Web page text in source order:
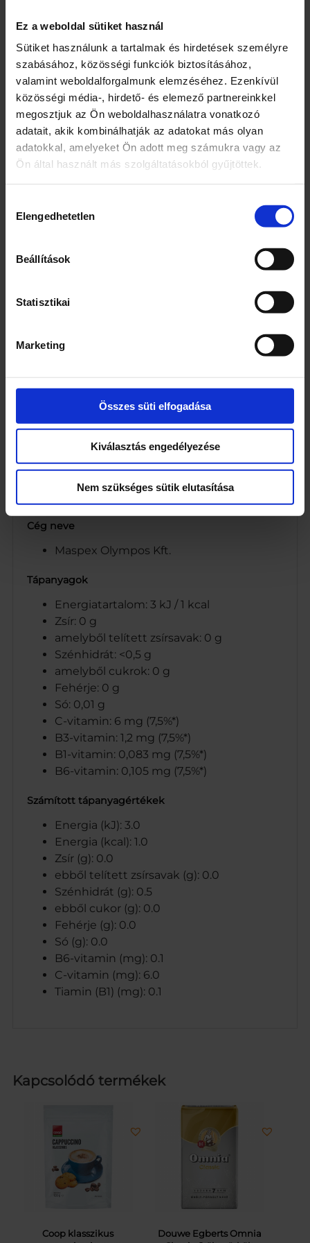
Ez a weboldal sütiket használ
Sütiket használunk a tartalmak és hirdetések személyre
szabásához, közösségi funkciók biztosításához,
valamint weboldalforgalmunk elemzéséhez. Ezenkívül
közösségi média-, hirdető- és elemező partnereinkkel
megosztjuk az Ön weboldalhasználatra vonatkozó
adatait, akik kombinálhatják az adatokat más olyan
adatokkal, amelyeket Ön adott meg számukra vagy az
Ön által használt más szolgáltatásokból gyűjtöttek.
kiválasztása
Elengedhetetlen
Beállítások
Statisztikai
Marketing
Összes süti elfogadása
Kiválasztás engedélyezése
Nem szükséges sütik elutasítása
Jellemzők
Zero cukor
Kiszerelés
1,5
Egység (szabadon)
Apenta Mineral természetes ásványvíz
Tartósítószer (kálium-szorbát)
Édesítőszerek (ciklamátok, aceszulfám K,
szukralóz)
B3-vitamin (nikotinamid), B6-vitamin
(piridoxin-hidroklorid), B1-vitamin
www.apenta.hu
Tápanyag-összetételre vonatkozó állítások
Energiamentes
Cég neve
Maspex Olympos Kft.
Tápanyagok
Energiatartalom: 3 kJ / 1 kcal
Zsír: 0 g
amelyből telített zsírsavak: 0 g
Szénhidrát: <0,5 g
amelyből cukrok: 0 g
Fehérje: 0 g
Só: 0,01 g
C-vitamin: 6 mg (7,5%*)
B3-vitamin: 1,2 mg (7,5%*)
B1-vitamin: 0,083 mg (7,5%*)
B6-vitamin: 0,105 mg (7,5%*)
Számított tápanyagértékek
Energia (kJ): 3.0
Energia (kcal): 1.0
Zsír (g): 0.0
ebből telített zsírsavak (g): 0.0
Szénhidrát (g): 0.5
ebből cukor (g): 0.0
Fehérje (g): 0.0
Só (g): 0.0
B6-vitamin (mg): 0.1
C-vitamin (mg): 6.0
Tiamin (B1) (mg): 0.1
Kapcsolódó termékek
Coop klasszikus
Douwe Egberts Omnia